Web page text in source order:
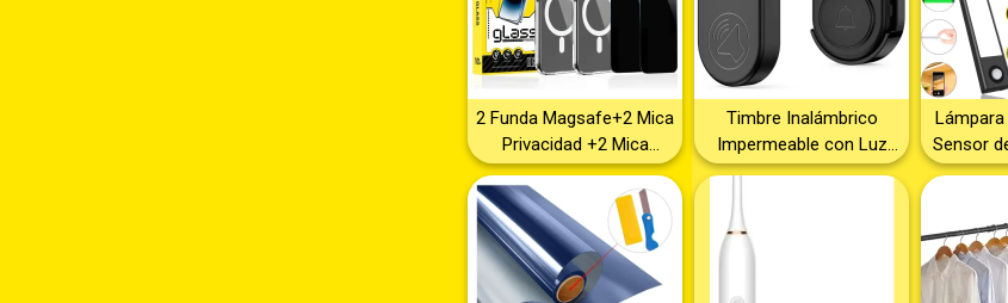
2 Funda Magsafe+2 Mica
Privacidad +2 Mica
Cámara Para iPhone-
fundas-micas-camara-
funda-mica.-cristal-
macsafe
Timbre Inalámbrico
Impermeable con Luz
LED – 1 Transmisor + 1
Puerta con Alcance
Amplio – Timbre de Casa
Sensor
Barra
para